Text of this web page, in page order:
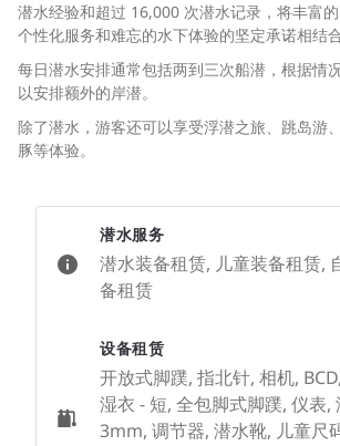
潜水经验和超过 16,000 次潜水记录，将丰富的
个性化服务和难忘的水下体验的坚定承诺相结合
每日潜水安排通常包括两到三次船潜，根据情
以安排额外的岸潜。
除了潜水，游客还可以享受浮潜之旅、跳岛游
豚等体验。
潜水服务
潜水装备租赁, 儿童装备租赁,
备租赁
设备租赁
开放式脚蹼, 指北针, 相机,
湿衣 - 短, 全包脚式脚蹼, 仪表,
3mm, 调节器, 潜水靴, 儿童尺